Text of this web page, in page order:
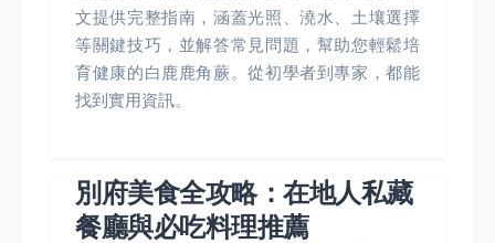
文提供完整指南，涵蓋光照、澆水、土壤選擇
等關鍵技巧，並解答常見問題，幫助您輕鬆培
育健康的白鹿鹿角蕨。從初學者到專家，都能
找到實用資訊。
別府美食全攻略：在地人私藏
餐廳與必吃料理推薦